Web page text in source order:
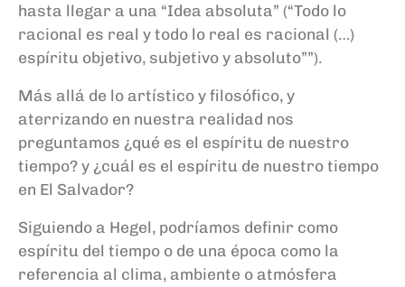
hasta llegar a una “Idea absoluta” (“Todo lo
racional es real y todo lo real es racional (…)
espíritu objetivo, subjetivo y absoluto””).
Más allá de lo artístico y filosófico, y
aterrizando en nuestra realidad nos
preguntamos ¿qué es el espíritu de nuestro
tiempo? y ¿cuál es el espíritu de nuestro tiempo
en El Salvador?
Siguiendo a Hegel, podríamos definir como
espíritu del tiempo o de una época como la
referencia al clima, ambiente o atmósfera